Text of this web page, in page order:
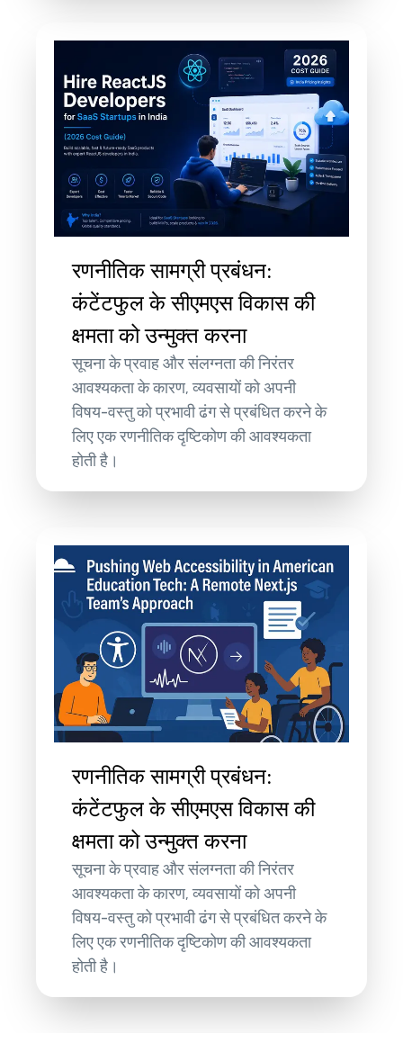
रणनीतिक सामग्री प्रबंधन:
कंटेंटफुल के सीएमएस विकास की
क्षमता को उन्मुक्त करना
सूचना के प्रवाह और संलग्नता की निरंतर
आवश्यकता के कारण, व्यवसायों को अपनी
विषय-वस्तु को प्रभावी ढंग से प्रबंधित करने के
लिए एक रणनीतिक दृष्टिकोण की आवश्यकता
होती है।
रणनीतिक सामग्री प्रबंधन:
कंटेंटफुल के सीएमएस विकास की
क्षमता को उन्मुक्त करना
सूचना के प्रवाह और संलग्नता की निरंतर
आवश्यकता के कारण, व्यवसायों को अपनी
विषय-वस्तु को प्रभावी ढंग से प्रबंधित करने के
लिए एक रणनीतिक दृष्टिकोण की आवश्यकता
होती है।